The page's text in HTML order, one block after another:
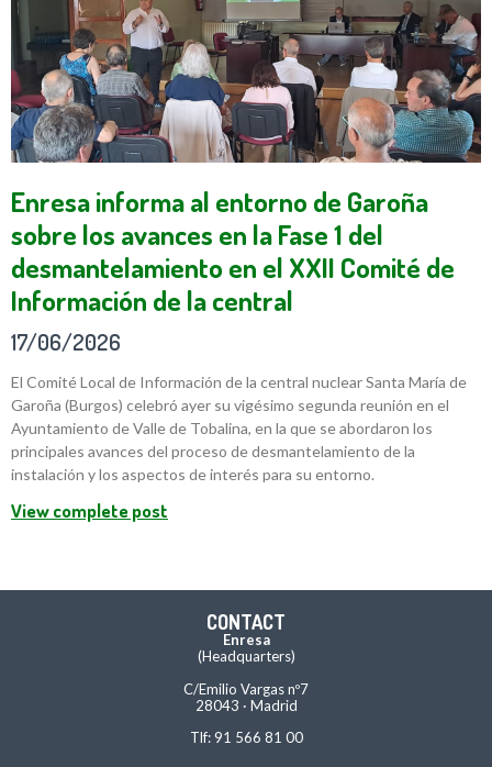
Enresa informa al entorno de Garoña
sobre los avances en la Fase 1 del
desmantelamiento en el XXII Comité de
Información de la central
17/06/2026
El Comité Local de Información de la central nuclear Santa María de
Garoña (Burgos) celebró ayer su vigésimo segunda reunión en el
Ayuntamiento de Valle de Tobalina, en la que se abordaron los
principales avances del proceso de desmantelamiento de la
instalación y los aspectos de interés para su entorno.
View complete post
CONTACT
Enresa
(Headquarters)
C/Emilio Vargas nº7
28043 · Madrid
Tlf: 91 566 81 00